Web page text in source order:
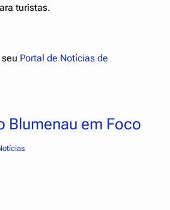
turistas.
Portal de Notícias de
Blumenau em Foco